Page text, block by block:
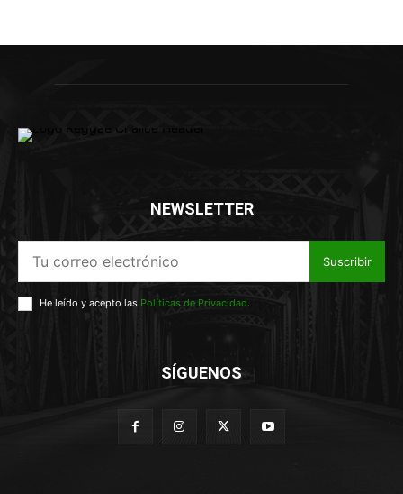
NEWSLETTER
Suscribir
He leído y acepto las Políticas de Privacidad.
SÍGUENOS